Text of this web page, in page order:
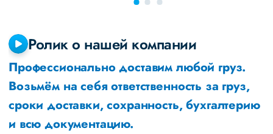
Ролик о нашей компании
Профессионально доставим любой груз.
Возьмём на себя ответственность за груз,
сроки доставки, сохранность, бухгалтерию
и всю документацию.